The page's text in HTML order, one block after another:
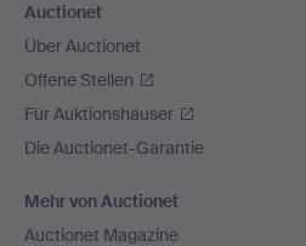
Auctionet
Über Auctionet
Offene Stellen
Für Auktionshäuser
Die Auctionet-Garantie
Mehr von Auctionet
Auctionet Magazine